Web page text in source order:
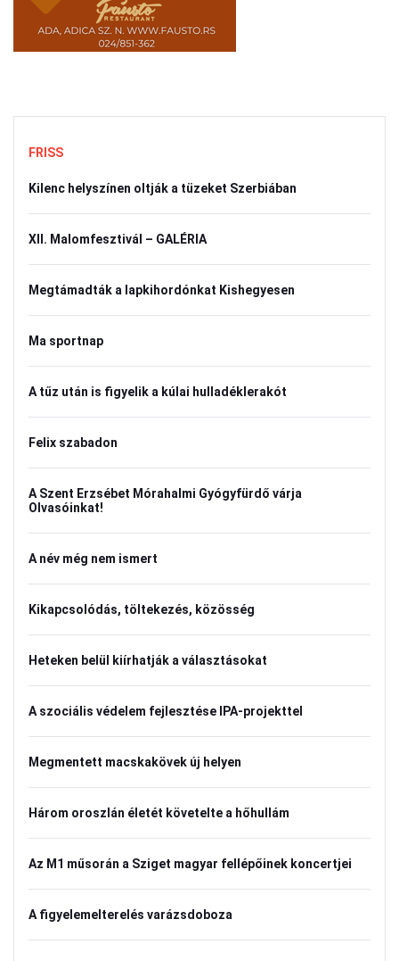
FRISS
Kilenc helyszínen oltják a tüzeket Szerbiában
XII. Malomfesztivál – GALÉRIA
Megtámadták a lapkihordónkat Kishegyesen
Ma sportnap
A tűz után is figyelik a kúlai hulladéklerakót
Felix szabadon
A Szent Erzsébet Mórahalmi Gyógyfürdő várja
Olvasóinkat!
A név még nem ismert
Kikapcsolódás, töltekezés, közösség
Heteken belül kiírhatják a választásokat
A szociális védelem fejlesztése IPA-projekttel
Megmentett macskakövek új helyen
Három oroszlán életét követelte a hőhullám
Az M1 műsorán a Sziget magyar fellépőinek koncertjei
A figyelemelterelés varázsdoboza